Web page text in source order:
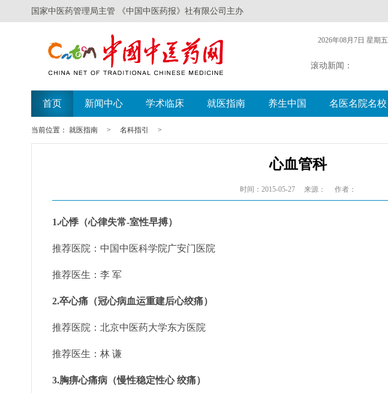
国家中医药管理局主管 《中国中医药报》社有限公司主办
2026年08月7日 星期五
滚动新闻：
首页 新闻中心 学术临床 就医指南 养生中国 名医名院名校
当前位置： 就医指南 > 名科指引 >
心血管科
时间：2015-05-27 来源： 作者：
1.心悸（心律失常-室性早搏）
推荐医院：中国中医科学院广安门医院
推荐医生：李 军
2.卒心痛（冠心病血运重建后心绞痛）
推荐医院：北京中医药大学东方医院
推荐医生：林 谦
3.胸痹心痛病（慢性稳定性心 绞痛）